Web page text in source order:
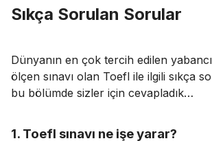
Sıkça Sorulan Sorular
Dünyanın en çok tercih edilen
ölçen sınavı olan Toefl ile ilgili sıkça
bu bölümde sizler için cevapladık…
1. Toefl sınavı ne işe yarar?